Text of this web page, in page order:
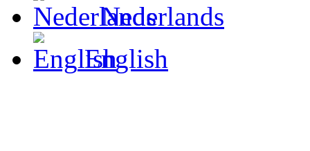
Nederlands
English